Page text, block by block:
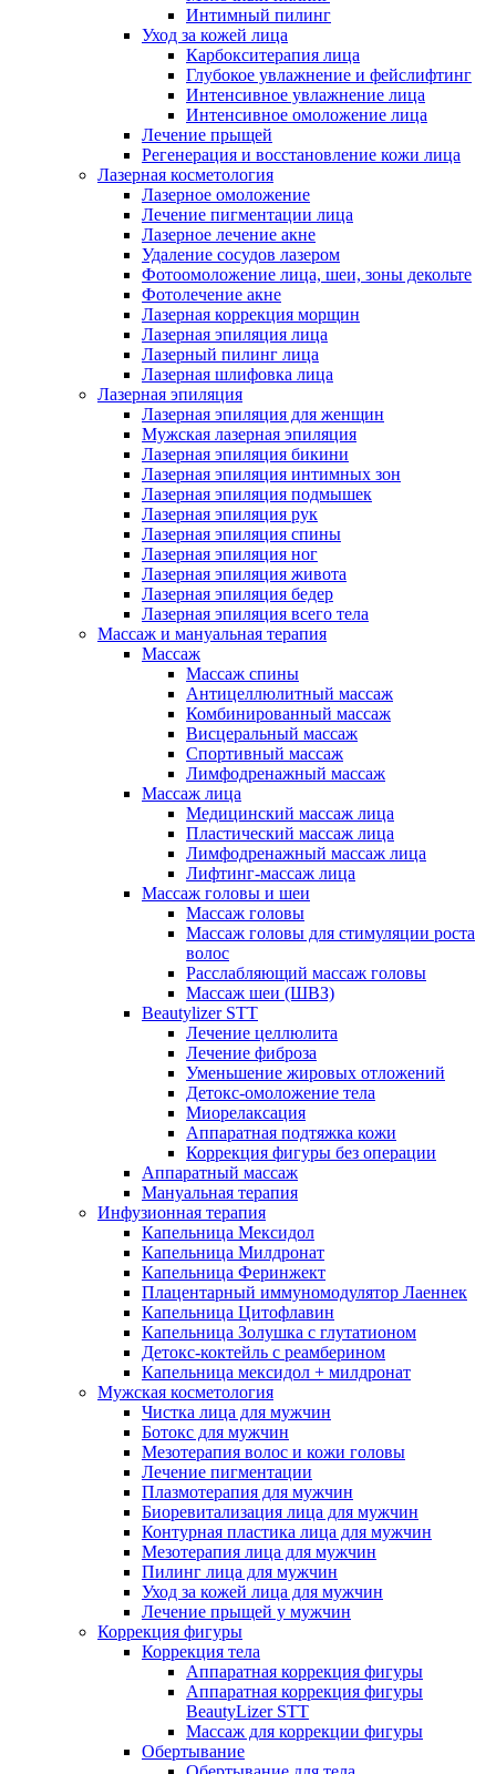
Интимный пилинг
Уход за кожей лица
Карбокситерапия лица
Глубокое увлажнение и фейслифтинг
Интенсивное увлажнение лица
Интенсивное омоложение лица
Лечение прыщей
Регенерация и восстановление кожи лица
Лазерная косметология
Лазерное омоложение
Лечение пигментации лица
Лазерное лечение акне
Удаление сосудов лазером
Фотоомоложение лица, шеи, зоны декольте
Фотолечение акне
Лазерная коррекция морщин
Лазерная эпиляция лица
Лазерный пилинг лица
Лазерная шлифовка лица
Лазерная эпиляция
Лазерная эпиляция для женщин
Мужская лазерная эпиляция
Лазерная эпиляция бикини
Лазерная эпиляция интимных зон
Лазерная эпиляция подмышек
Лазерная эпиляция рук
Лазерная эпиляция спины
Лазерная эпиляция ног
Лазерная эпиляция живота
Лазерная эпиляция бедер
Лазерная эпиляция всего тела
Массаж и мануальная терапия
Массаж
Массаж спины
Антицеллюлитный массаж
Комбинированный массаж
Висцеральный массаж
Спортивный массаж
Лимфодренажный массаж
Массаж лица
Медицинский массаж лица
Пластический массаж лица
Лимфодренажный массаж лица
Лифтинг-массаж лица
Массаж головы и шеи
Массаж головы
Массаж головы для стимуляции роста
волос
Расслабляющий массаж головы
Массаж шеи (ШВЗ)
Beautylizer STT
Лечение целлюлита
Лечение фиброза
Уменьшение жировых отложений
Детокс-омоложение тела
Миорелаксация
Аппаратная подтяжка кожи
Коррекция фигуры без операции
Аппаратный массаж
Мануальная терапия
Инфузионная терапия
Капельница Мексидол
Капельница Милдронат
Капельница Феринжект
Плацентарный иммуномодулятор Лаеннек
Капельница Цитофлавин
Капельница Золушка с глутатионом
Детокс-коктейль с реамберином
Капельница мексидол + милдронат
Мужская косметология
Чистка лица для мужчин
Ботокс для мужчин
Мезотерапия волос и кожи головы
Лечение пигментации
Плазмотерапия для мужчин
Биоревитализация лица для мужчин
Контурная пластика лица для мужчин
Мезотерапия лица для мужчин
Пилинг лица для мужчин
Уход за кожей лица для мужчин
Лечение прыщей у мужчин
Коррекция фигуры
Коррекция тела
Аппаратная коррекция фигуры
Аппаратная коррекция фигуры
BeautyLizer STT
Массаж для коррекции фигуры
Обертывание